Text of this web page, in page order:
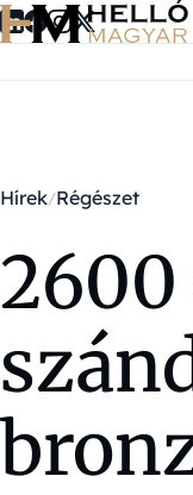
Ugrás a tartalomra
Hírek Régészet